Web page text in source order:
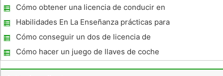
Cómo obtener una licencia de conducir en
Texas
Habilidades En La Enseñanza prácticas para
instructores de conducción
Cómo conseguir un dos de licencia de
conducir Nivel
Cómo hacer un juego de llaves de coche
con el Número de Identificación Vehicular